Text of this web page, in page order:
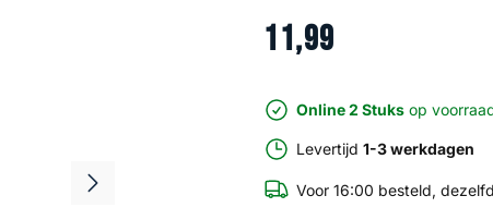
11,99
Online 2 Stuks op
Levertijd 1-3 werkdagen
Voor 16:00 besteld,